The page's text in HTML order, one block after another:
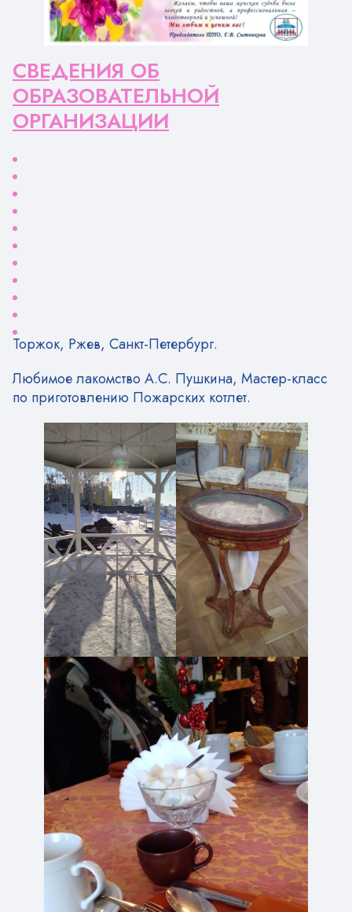
СВЕДЕНИЯ ОБ
ОБРАЗОВАТЕЛЬНОЙ
ОРГАНИЗАЦИИ
Торжок, Ржев, Санкт-Петербург.
Любимое лакомство А.С. Пушкина, Мастер-класс
по приготовлению Пожарских котлет.